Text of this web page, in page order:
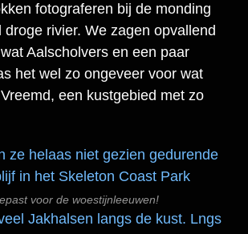
fotograferen bij de monding
droge rivier. We zagen opvallend
Aalscholvers en een paar
het wel zo ongeveer voor wat
een kustgebied met zo
voor de woestijnleeuwen!